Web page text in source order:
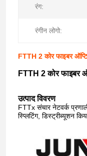
रंग:
रंगीन लोगो:
FTTH 2 कोर फाइबर
FTTH 2 कोर फाइबर
उत्पाद विवरण
FTTx संचार नेटवर्क
स्प्लिटिंग, डिस्ट्रीब्यूशन